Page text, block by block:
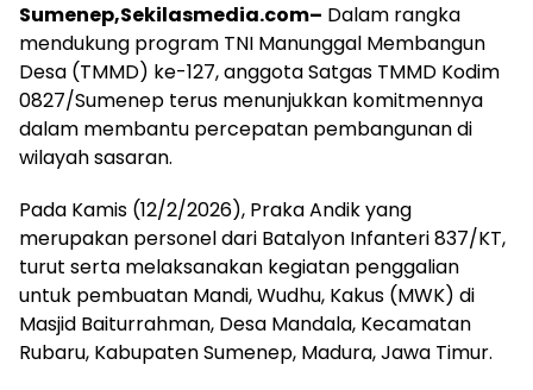
Sumenep,Sekilasmedia.com– Dalam rangka
mendukung program TNI Manunggal Membangun
Desa (TMMD) ke-127, anggota Satgas TMMD Kodim
0827/Sumenep terus menunjukkan komitmennya
dalam membantu percepatan pembangunan di
wilayah sasaran.
Pada Kamis (12/2/2026), Praka Andik yang
merupakan personel dari Batalyon Infanteri 837/KT,
turut serta melaksanakan kegiatan penggalian
untuk pembuatan Mandi, Wudhu, Kakus (MWK) di
Masjid Baiturrahman, Desa Mandala, Kecamatan
Rubaru, Kabupaten Sumenep, Madura, Jawa Timur.